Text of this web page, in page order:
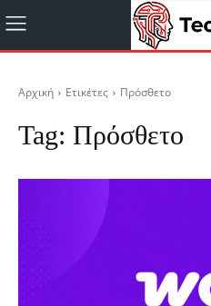
Αρχική Ετικέτες Πρόσθετο
Tag: Πρόσθετο